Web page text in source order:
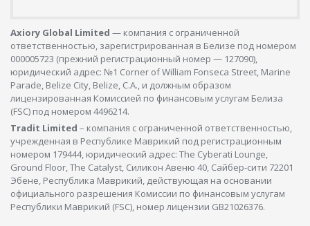
Axiory Global Limited — компания с ограниченной
ответственностью, зарегистрированная в Белизе под номером
000005723 (прежний регистрационный номер — 127090),
юридический адрес: №1 Corner of William Fonseca Street, Marine
Parade, Belize City, Belize, C.A., и должным образом
лицензированная Комиссией по финансовым услугам Белиза
(FSC) под номером 4496214.
Tradit Limited – компания с ограниченной ответственностью,
учрежденная в Республике Маврикий под регистрационным
номером 179444, юридический адрес: The Cyberati Lounge,
Ground Floor, The Catalyst, Силикон Авеню 40, Сайбер-сити 72201
Эбене, Республика Маврикий, действующая на основании
официального разрешения Комиссии по финансовым услугам
Республики Маврикий (FSC), номер лицензии GB21026376.